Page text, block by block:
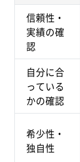
信頼性・
実績の確
認
自分に合
っている
かの確認
希少性・
独自性